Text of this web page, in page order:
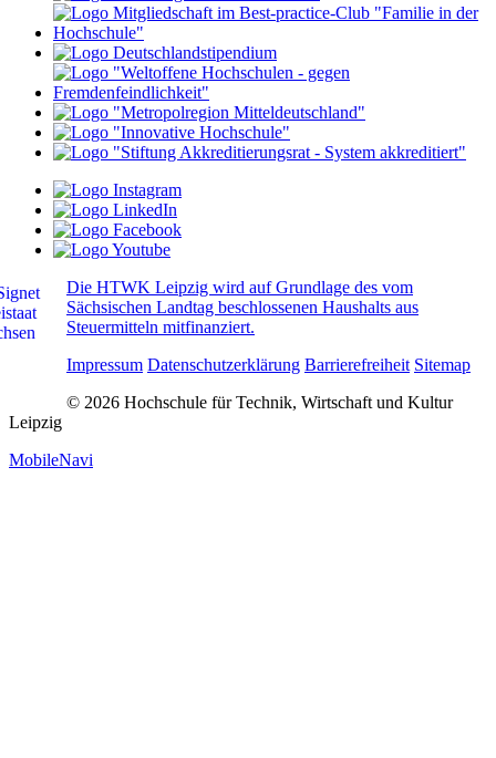
Die HTWK Leipzig wird auf Grundlage des vom
Sächsischen Landtag beschlossenen Haushalts aus
Steuermitteln mitfinanziert.
Impressum Datenschutzerklärung Barrierefreiheit Sitemap
© 2026 Hochschule für Technik, Wirtschaft und Kultur
Leipzig
MobileNavi